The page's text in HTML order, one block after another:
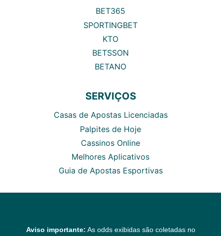
BET365
SPORTINGBET
KTO
BETSSON
BETANO
SERVIÇOS
Casas de Apostas Licenciadas
Palpites de Hoje
Cassinos Online
Melhores Aplicativos
Guia de Apostas Esportivas
Aviso importante: As odds exibidas são coletadas no